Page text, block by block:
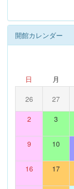
開館カレンダー
日 月
26 27
2 3
9 10
16 17